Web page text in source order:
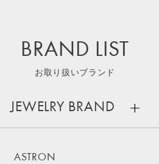
BRAND LIST
お取り扱いブランド
ASTRON
JEWELRY BRAND